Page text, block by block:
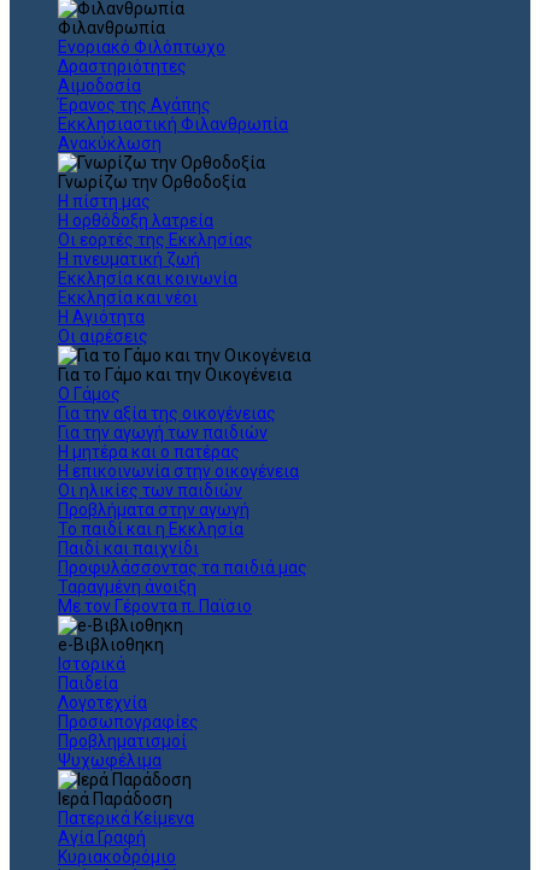
Φιλανθρωπία
Ενοριακό Φιλόπτωχο
Δραστηριότητες
Αιμοδοσία
Έρανος της Αγάπης
Εκκλησιαστική Φιλανθρωπία
Ανακύκλωση
Γνωρίζω την Ορθοδοξία
Η πίστη μας
Η ορθόδοξη λατρεία
Οι εορτές της Εκκλησίας
Η πνευματική ζωή
Εκκλησία και κοινωνία
Εκκλησία και νέοι
Η Αγιότητα
Οι αιρέσεις
Για το Γάμο και την Οικογένεια
Ο Γάμος
Για την αξία της οικογένειας
Για την αγωγή των παιδιών
Η μητέρα και ο πατέρας
Η επικοινωνία στην οικογένεια
Οι ηλικίες των παιδιών
Προβλήματα στην αγωγή
Το παιδί και η Εκκλησία
Παιδί και παιχνίδι
Προφυλάσσοντας τα παιδιά μας
Ταραγμένη άνοιξη
Με τον Γέροντα π. Παϊσιο
e-Βιβλιοθηκη
Ιστορικά
Παιδεία
Λογοτεχνία
Προσωπογραφίες
Προβληματισμοί
Ψυχωφέλιμα
Ιερά Παράδοση
Πατερικά Κείμενα
Αγία Γραφή
Κυριακοδρόμιο